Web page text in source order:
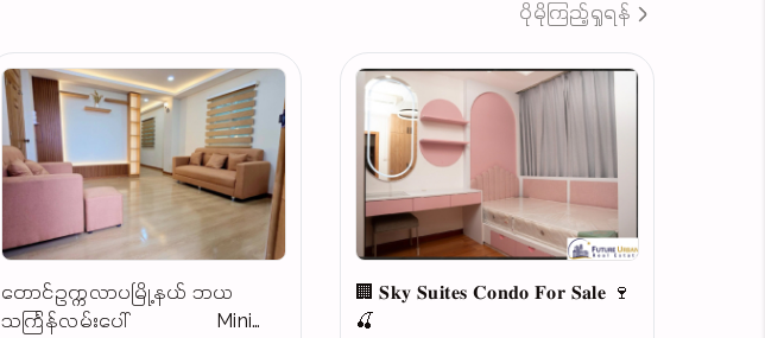
ပိုမိုကြည့်ရှုရန်
တောင်ဥက္ကလာပမြို့နယ် ဘယ
သင်္ကြန်လမ်းပေါ် Mini
🏢 𝐒𝐤𝐲 𝐒𝐮𝐢𝐭𝐞𝐬 𝐂𝐨𝐧𝐝𝐨 𝐅𝐨𝐫 𝐒𝐚𝐥𝐞 🍷
🍒